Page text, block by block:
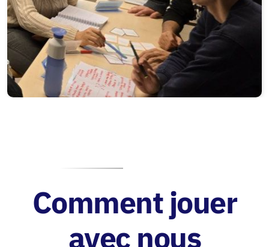
Comment jouer
avec nous